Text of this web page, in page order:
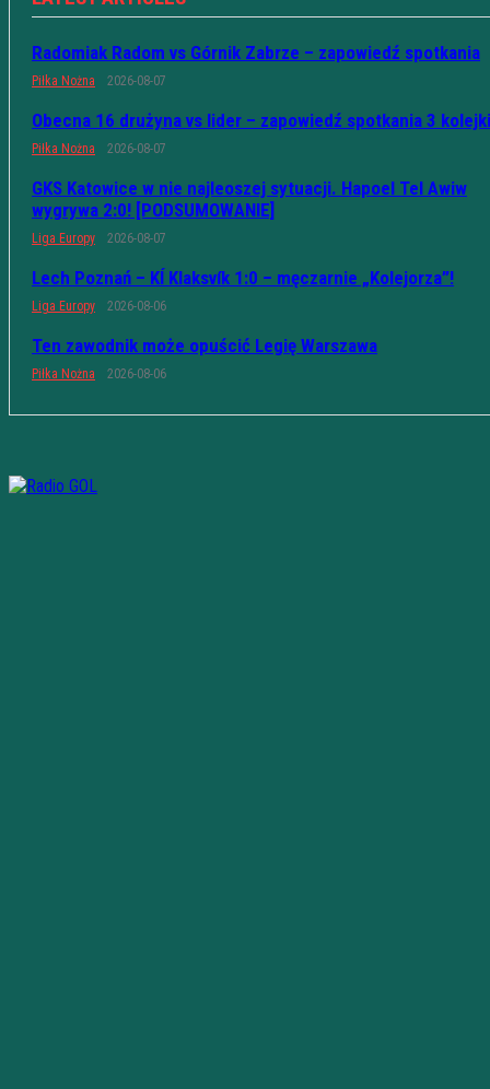
Radomiak Radom vs Górnik Zabrze – zapowiedź spotkania
Piłka Nożna 2026-08-07
Obecna 16 drużyna vs lider – zapowiedź spotkania 3 kolejki
Piłka Nożna 2026-08-07
GKS Katowice w nie najleoszej sytuacji. Hapoel Tel Awiw
wygrywa 2:0! [PODSUMOWANIE]
Liga Europy 2026-08-07
Lech Poznań – KÍ Klaksvík 1:0 – męczarnie „Kolejorza”!
Liga Europy 2026-08-06
Ten zawodnik może opuścić Legię Warszawa
Piłka Nożna 2026-08-06